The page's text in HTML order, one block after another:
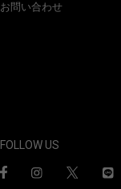
お問い合わせ
FOLLOW US